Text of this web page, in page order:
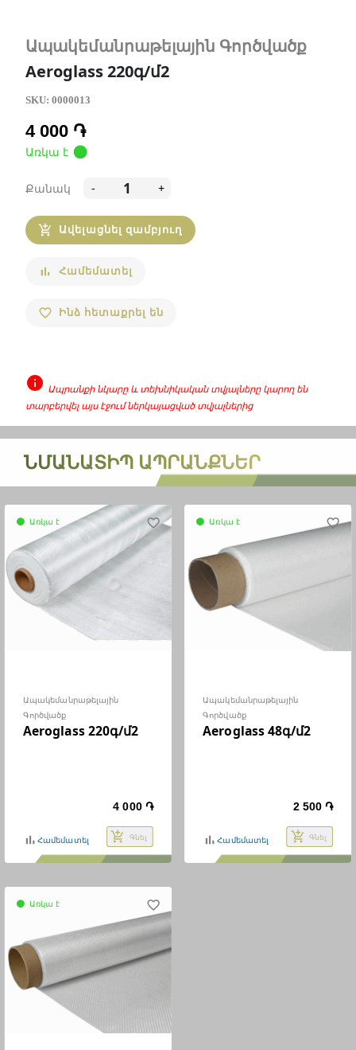
Ապակեմանրաթելային Գործվածք
Aeroglass 220գ/մ2
SKU: 0000013
4 000 ֏
Առկա է circle
Քանակ - +
add_shopping_cart Ավելացնել զամբյուղ
bar_chart Համեմատել
favorite_border Ինձ հետաքրել են
info Ապրանքի նկարը և տեխնիկական տվյալները կարող են
տարբերվել այս էջում ներկայացված տվյալներից
ՆՄԱՆԱՏԻՊ ԱՊՐԱՆՔՆԵՐ
favorite_border
circle Առկա է
Ապակեմանրաթելային
Գործվածք
Aeroglass 220գ/մ2
4 000 ֏
add_shopping_cart Գնել
bar_chartՀամեմատել
favorite_border
circle Առկա է
Ապակեմանրաթելային
Գործվածք
Aeroglass 48գ/մ2
2 500 ֏
add_shopping_cart Գնել
bar_chartՀամեմատել
favorite_border
circle Առկա է